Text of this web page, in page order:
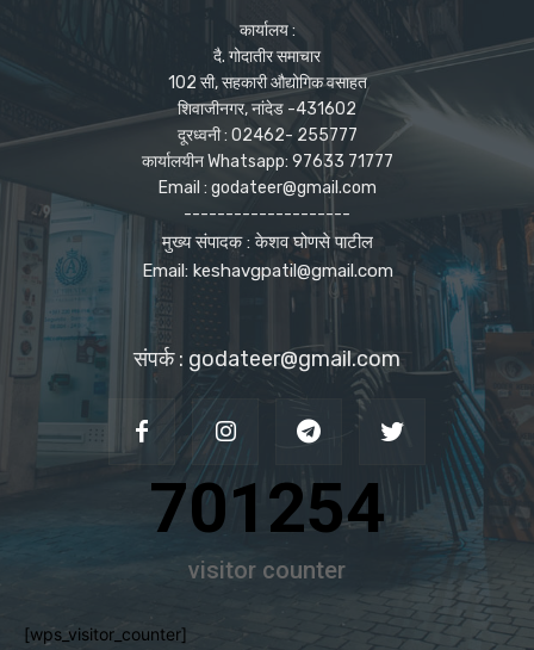
कार्यालय :
दै. गोदातीर समाचार
102 सी, सहकारी औद्योगिक वसाहत
शिवाजीनगर, नांदेड -431602
दूरध्वनी : 02462- 255777
कार्यालयीन Whatsapp: 97633 71777
Email : godateer@gmail.com
--------------------
मुख्य संपादक : केशव घोणसे पाटील
Email: keshavgpatil@gmail.com
संपर्क : godateer@gmail.com
701254
visitor counter
[wps_visitor_counter]